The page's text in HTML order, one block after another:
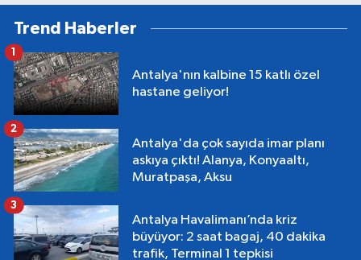
Trend Haberler
Antalya'nın kalbine 15 katlı özel
hastane geliyor!
1
Antalya'da çok sayıda imar planı
askıya çıktı! Alanya, Konyaaltı,
Muratpaşa, Aksu
2
Antalya Havalimanı’nda kriz
büyüyor: 2 saat bagaj, 40 dakika
trafik, Terminal 1 tepkisi
3